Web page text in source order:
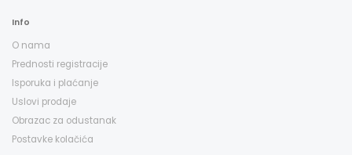
Info
O nama
Prednosti registracije
Isporuka i plaćanje
Uslovi prodaje
Obrazac za odustanak
Postavke kolačića